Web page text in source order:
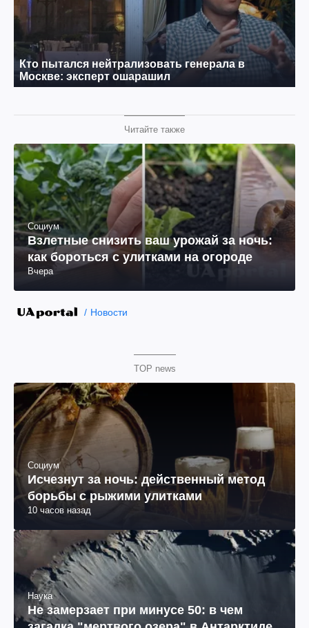
Читайте также
Социум
Взлетные снизить ваш урожай за ночь:
как бороться с улитками на огороде
Вчера
Новости
TOP news
Социум
Исчезнут за ночь: действенный метод
борьбы с рыжими улитками
10 часов назад
Наука
Не замерзает при минусе 50: в чем